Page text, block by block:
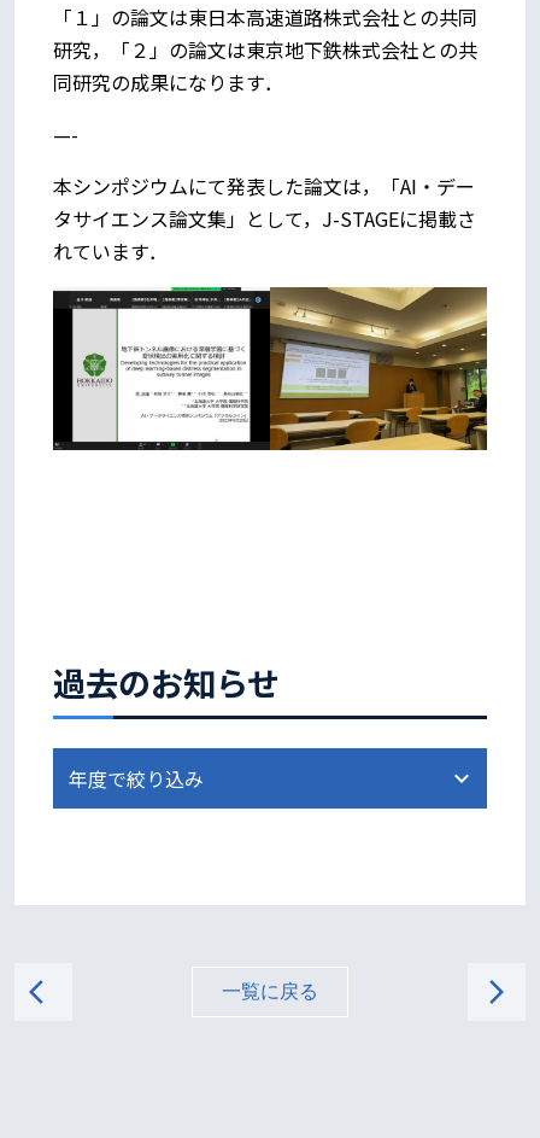
過去のお知らせ
「１」の論文は東日本高速道路株式会社との共同
研究，「２」の論文は東京地下鉄株式会社との共
同研究の成果になります．
—-
本シンポジウムにて発表した論文は，「AI・デー
タサイエンス論文集」として，J-STAGEに掲載さ
れています．
arrow_back_ios 一覧に戻る arrow_forward_ios